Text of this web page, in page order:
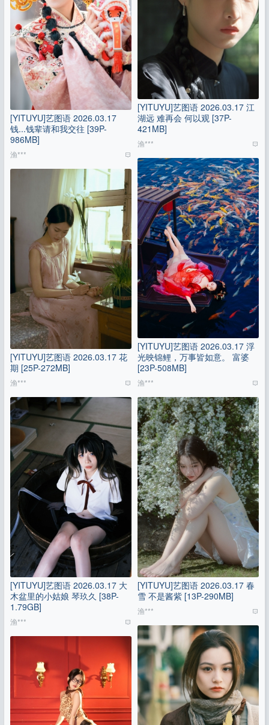
[YITUYU]艺图语 2026.03.17
钱...钱辈请和我交往 [39P-
986MB]
渔***
[YITUYU]艺图语 2026.03.17 花
期 [25P-272MB]
渔***
[YITUYU]艺图语 2026.03.17 大
木盆里的小姑娘 琴玖久 [38P-
1.79GB]
渔***
[YITUYU]艺图语 2026.03.17 江
湖远 难再会 何以观 [37P-
421MB]
渔***
[YITUYU]艺图语 2026.03.17 浮
光映锦鲤，万事皆如意。 富婆
[23P-508MB]
渔***
[YITUYU]艺图语 2026.03.17 春
雪 不是酱紫 [13P-290MB]
渔***